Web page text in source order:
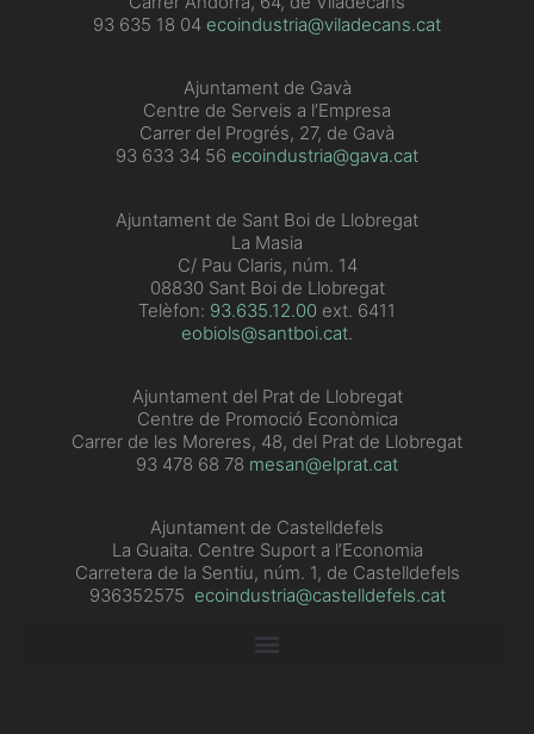
93 635 18 04 ecoindustria@viladecans.cat
Ajuntament de Gavà
Centre de Serveis a l’Empresa
Carrer del Progrés, 27, de Gavà
93 633 34 56 ecoindustria@gava.cat
Ajuntament de Sant Boi de Llobregat
La Masia
C/ Pau Claris, núm. 14
08830 Sant Boi de Llobregat
Telèfon: 93.635.12.00 ext. 6411
eobiols@santboi.cat
Ajuntament del Prat de Llobregat
Centre de Promoció Econòmica
Carrer de les Moreres, 48, del Prat de Llobregat
93 478 68 78 mesan@elprat.cat
Ajuntament de Castelldefels
La Guaita. Centre Suport a l’Economia
Carretera de la Sentiu, núm. 1, de Castelldefels
936352575 ecoindustria@castelldefels.cat